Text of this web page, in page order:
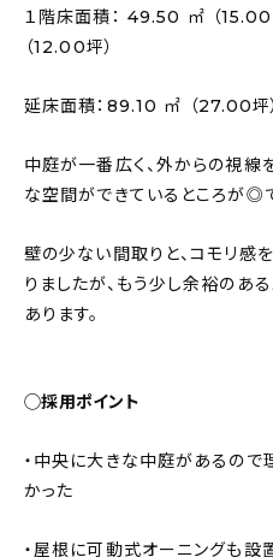
１階床面積： 49.50 ㎡ （
（12.00坪）
延床面積：89.10 ㎡ （27.00坪）
中庭が一番広く、外からの視線
な空間ができているところが◎で
壁の少ない間取りと、コモリ感
りましたが、もう少し余裕のあ
あります。
◯採用ポイント
・中央に大きな中庭があるので
かった
・屋根に可動式オーニングも設